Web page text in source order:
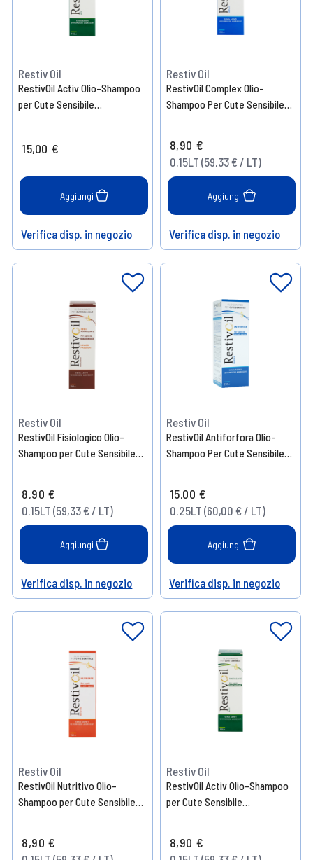
Restiv Oil
RestivOil Activ Olio-Shampoo
per Cute Sensibile
15,00 €
Aggiungi
Help
Verifica disp. in negozio
Restiv Oil
RestivOil Complex Olio-
Shampoo Per Cute Sensibile
8,90 €
0.15LT (59,33 € / LT)
Aggiungi
Help
Verifica disp. in negozio
Restiv Oil
RestivOil Fisiologico Olio-
Shampoo per Cute Sensibile
8,90 €
0.15LT (59,33 € / LT)
Aggiungi
Help
Verifica disp. in negozio
Restiv Oil
RestivOil Antiforfora Olio-
Shampoo Per Cute Sensibile
15,00 €
0.25LT (60,00 € / LT)
Aggiungi
Help
Verifica disp. in negozio
Restiv Oil
RestivOil Nutritivo Olio-
Shampoo per Cute Sensibile
8,90 €
Restiv Oil
RestivOil Activ Olio-Shampoo
per Cute Sensibile
8,90 €